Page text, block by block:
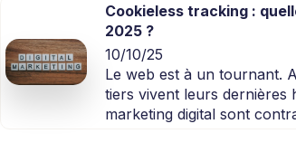
Cookieless tracking :
2025 ?
10/10/25
Le web est à un tournant.
tiers vivent leurs dernières
marketing digital sont